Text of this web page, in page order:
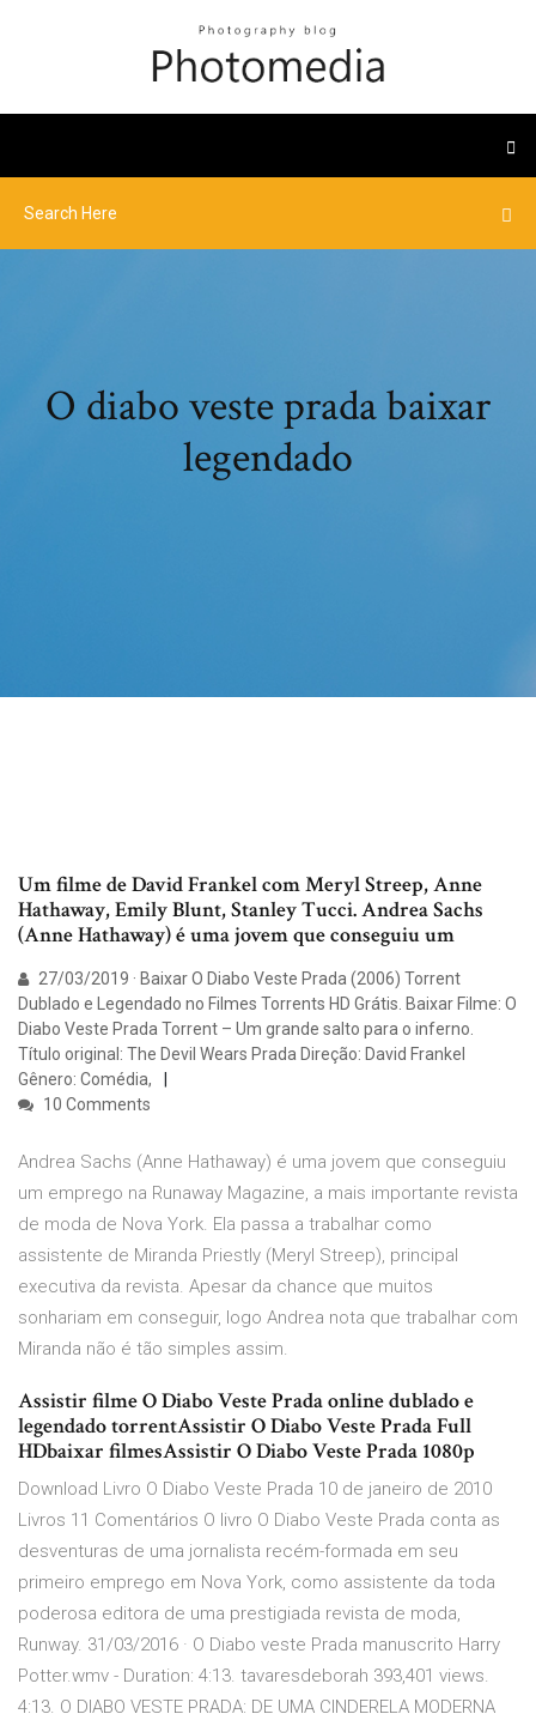
O diabo veste prada baixar
legendado
Um filme de David Frankel com Meryl Streep, Anne
Hathaway, Emily Blunt, Stanley Tucci. Andrea Sachs
(Anne Hathaway) é uma jovem que conseguiu um
27/03/2019 · Baixar O Diabo Veste Prada (2006) Torrent
Dublado e Legendado no Filmes Torrents HD Grátis. Baixar Filme: O
Diabo Veste Prada Torrent – Um grande salto para o inferno.
Título original: The Devil Wears Prada Direção: David Frankel
Gênero: Comédia,
10 Comments
Andrea Sachs (Anne Hathaway) é uma jovem que conseguiu
um emprego na Runaway Magazine, a mais importante revista
de moda de Nova York. Ela passa a trabalhar como
assistente de Miranda Priestly (Meryl Streep), principal
executiva da revista. Apesar da chance que muitos
sonhariam em conseguir, logo Andrea nota que trabalhar com
Miranda não é tão simples assim.
Assistir filme O Diabo Veste Prada online dublado e
legendado torrentAssistir O Diabo Veste Prada Full
HDbaixar filmesAssistir O Diabo Veste Prada 1080p
Download Livro O Diabo Veste Prada 10 de janeiro de 2010
Livros 11 Comentários O livro O Diabo Veste Prada conta as
desventuras de uma jornalista recém-formada em seu
primeiro emprego em Nova York, como assistente da toda
poderosa editora de uma prestigiada revista de moda,
Runway. 31/03/2016 · O Diabo veste Prada manuscrito Harry
Potter.wmv - Duration: 4:13. tavaresdeborah 393,401 views.
4:13. O DIABO VESTE PRADA: DE UMA CINDERELA MODERNA